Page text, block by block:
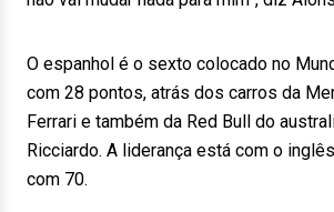
O espanhol é o sexto colocado no
com 28 pontos, atrás dos carros da
Ferrari e também da Red Bull do
Ricciardo. A liderança está com o
com 70.